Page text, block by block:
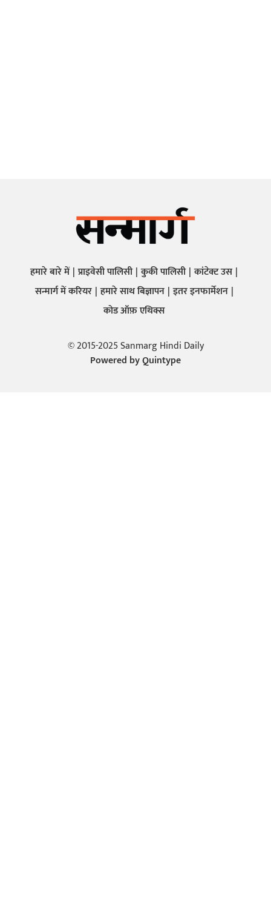
हमारे बारे में प्राइवेसी पालिसी कुकी पालिसी कांटेक्ट उस
सन्मार्ग में करियर हमारे साथ बिज्ञापन इतर इनफार्मेशन
कोड ऑफ़ एथिक्स
© 2015-2025 Sanmarg Hindi Daily
Powered byQuintype